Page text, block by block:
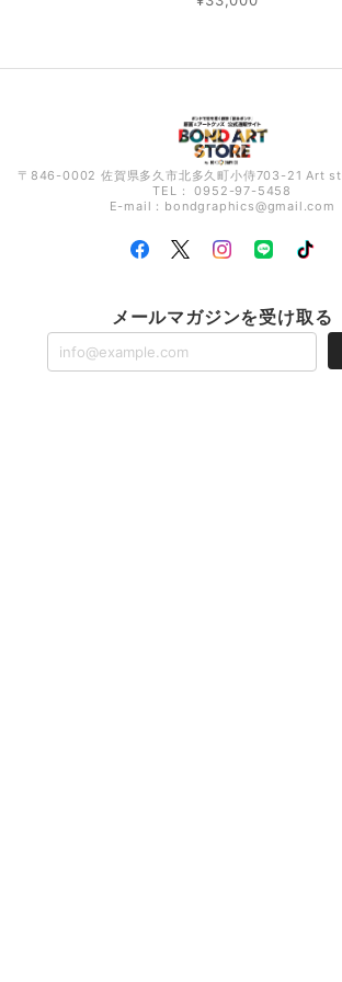
〒846-0002 佐賀県多久市北多久町小侍703-21 Art
TEL： 0952-97-5458
E-mail： bondgraphics@gmail.com
メールマガジンを受け取る